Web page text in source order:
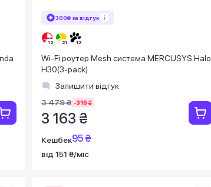
300₴ за відгук
Wi-Fi роутер Mesh система MERCUSYS Halo
H30(3-pack)
Залишити відгук
3 479 ₴ -316 ₴
3 163 ₴
Кешбек95 ₴
від 151 ₴/міс